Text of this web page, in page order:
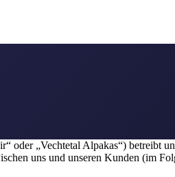
„Vechtetal Alpakas“) betreibt
uns und unseren Kunden (im